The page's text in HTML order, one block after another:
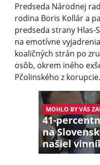
Predseda Národnej
rodina Boris Kollár a
predseda strany Hlas-
na emotívne
koaličných strán po
osôb, okrem iného
Pčolinského z korupcie.
MOHLO BY VÁS
41-
na
našiel